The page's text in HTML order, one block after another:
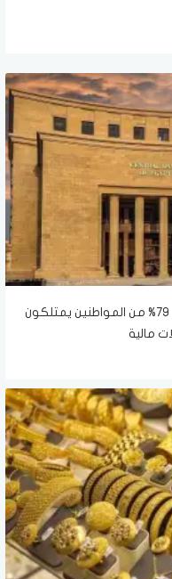
معدلات الشمول المالي تواصل ارتفاعها.. 79% من المواطنين يمتلكون
مالية